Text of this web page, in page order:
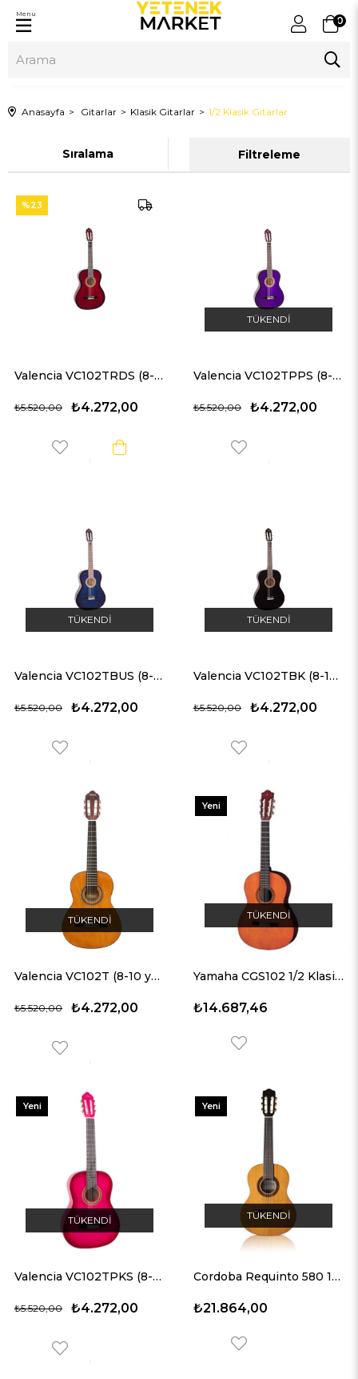
0
Menu
Anasayfa Gitarlar Klasik Gitarlar 1/2 Klasik Gitarlar
Filtreleme
Sıralama
Valencia VC102TRDS (8-10 yaş grubu) Kırmızı 1/2 Klasik Gitar
₺4.272,00
₺5.520,00
%23
TÜKENDI
Valencia VC102TPPS (8-10 yaş grubu) Mor 1/2 Klasik Gitar
₺4.272,00
₺5.520,00
TÜKENDI
Valencia VC102TBUS (8-10 yaş grubu) Mavi 1/2 Klasik Gitar
₺4.272,00
₺5.520,00
TÜKENDI
Valencia VC102TBK (8-10 yaş grubu) Siyah 1/2 Klasik Gitar
₺4.272,00
₺5.520,00
TÜKENDI
Valencia VC102T (8-10 yaş grubu) Naturel 1/2 Klasik Gitar
₺4.272,00
₺5.520,00
TÜKENDI
Yamaha CGS102 1/2 Klasik Gitar
₺14.687,46
Yeni
TÜKENDI
Valencia VC102TPKS (8-10 yaş grubu) PEMBE 1/2 Klasik Gitar
₺4.272,00
₺5.520,00
Yeni
TÜKENDI
Cordoba Requinto 580 1/2 Klasik Gitar
₺21.864,00
Yeni